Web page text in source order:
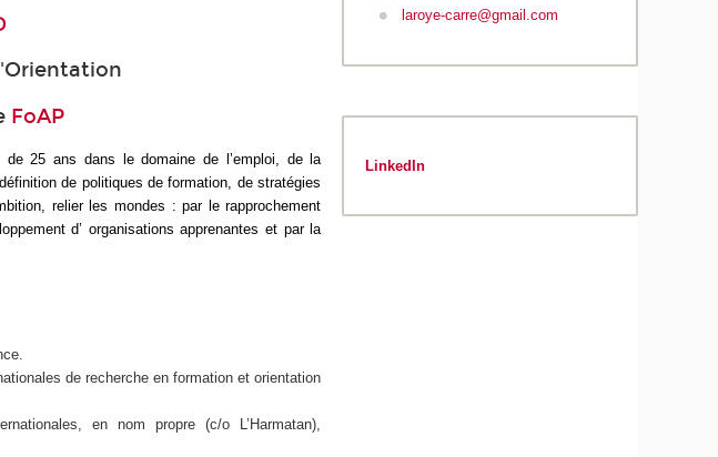
FoAP
de 25 ans dans le domaine de l’emploi, de la
de politiques de formation, de stratégies
relier les mondes : par le rapprochement
d’ organisations apprenantes et par la
de recherche en formation et orientation
en nom propre (c/o L’Harmatan),
laroye-carre@gmail.com
LinkedIn